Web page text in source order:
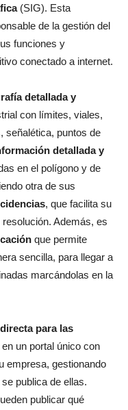
(SIG). Esta
de la gestión del
funciones y
conectado a internet.
detallada y
con límites, viales,
señalética, puntos de
detallada y
en el polígono y de
otra de sus
, que facilita su
Además, es
que permite
sencilla, para llegar a
marcándolas en la
para las
un portal único con
empresa, gestionando
publica de ellas.
publicar qué